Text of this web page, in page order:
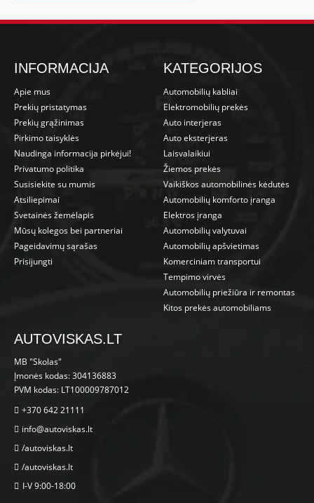
INFORMACIJA
Apie mus
Prekių pristatymas
Prekių grąžinimas
Pirkimo taisyklės
Naudinga informacija pirkėjui!
Privatumo politika
Susisiekite su mumis
Atsiliepimai
Svetainės žemėlapis
Mūsų kolegos bei partneriai
Pageidavimų sąrašas
Prisijungti
KATEGORIJOS
Automobilių kabliai
Elektromobilių prekės
Auto interjeras
Auto eksterjeras
Laisvalaikiui
Žiemos prekės
Vaikiškos automobilinės kėdutės
Automobilių komforto įranga
Elektros įranga
Automobilių valytuvai
Automobilių apšvietimas
Komerciniam transportui
Tempimo virvės
Automobilių priežiūra ir remontas
Kitos prekės automobiliams
AUTOVISKAS.LT
MB "Skolas"
Įmonės kodas: 304136883
PVM kodas: LT100009787012
+370 642 21111
info@autoviskas.lt
/autoviskas.lt
/autoviskas.lt
I-V 9:00-18:00